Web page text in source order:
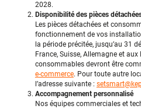
2028.
Disponibilité des pièces
Les pièces détachées et
fonctionnement de vos
la période précitée, jusqu’au 31
France, Suisse, Allemagne et
consommables devront être
e-commerce. Pour toute autre
l’adresse suivante :
Accompagnement personnalisé
Nos équipes commerciales et